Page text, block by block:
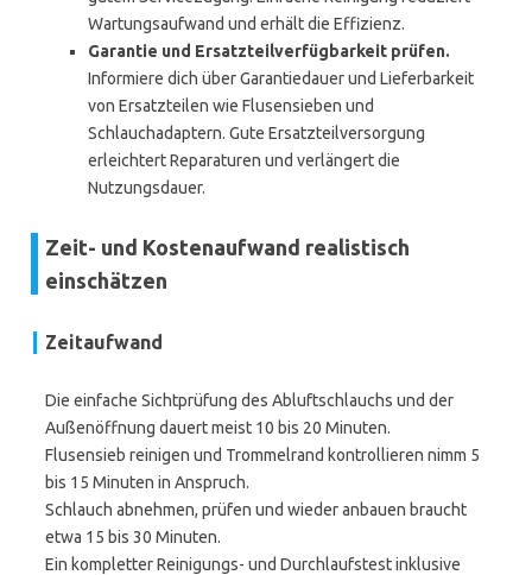
Wartungsaufwand und erhält die Effizienz.
Garantie und Ersatzteilverfügbarkeit prüfen.
Informiere dich über Garantiedauer und Lieferbarkeit
von Ersatzteilen wie Flusensieben und
Schlauchadaptern. Gute Ersatzteilversorgung
erleichtert Reparaturen und verlängert die
Nutzungsdauer.
Zeit- und Kostenaufwand realistisch
einschätzen
Zeitaufwand
Die einfache Sichtprüfung des Abluftschlauchs und der
Außenöffnung dauert meist 10 bis 20 Minuten.
Flusensieb reinigen und Trommelrand kontrollieren nimm 5
bis 15 Minuten in Anspruch.
Schlauch abnehmen, prüfen und wieder anbauen braucht
etwa 15 bis 30 Minuten.
Ein kompletter Reinigungs- und Durchlaufstest inklusive